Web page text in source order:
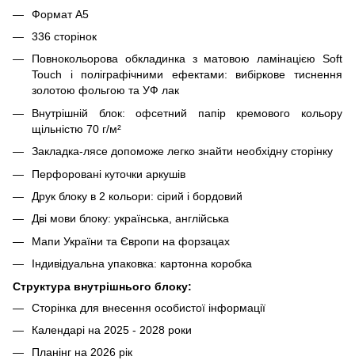
Формат А5
336 сторінок
Повнокольорова обкладинка з матовою ламінацією Soft
Touch і поліграфічними ефектами: вибіркове тиснення
золотою фольгою та УФ лак
Внутрішній блок: офсетний папір кремового кольору
щільністю 70 г/м²
Закладка-лясе допоможе легко знайти необхідну сторінку
Перфоровані куточки аркушів
Друк блоку в 2 кольори: сірий і бордовий
Дві мови блоку: українська, англійська
Мапи України та Європи на форзацах
Індивідуальна упаковка: картонна коробка
Структура внутрішнього блоку:
Сторінка для внесення особистої інформації
Календарі на 2025 - 2028 роки
Планінг на 2026 рік